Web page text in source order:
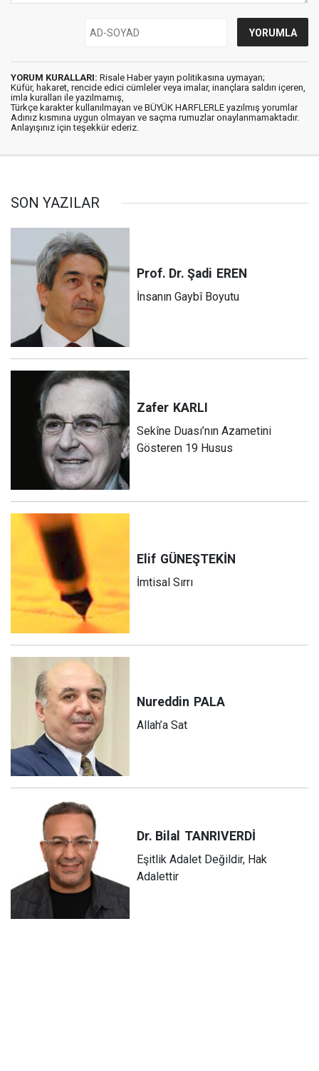
YORUM KURALLARI: Risale Haber yayın politikasına uymayan;
Küfür, hakaret, rencide edici cümleler veya imalar, inançlara saldırı içeren,
imla kuralları ile yazılmamış,
Türkçe karakter kullanılmayan ve BÜYÜK HARFLERLE yazılmış yorumlar
Adınız kısmına uygun olmayan ve saçma rumuzlar onaylanmamaktadır.
Anlayışınız için teşekkür ederiz.
SON YAZILAR
Prof. Dr. Şadi EREN
İnsanın Gaybî Boyutu
Zafer KARLI
Sekîne Duası’nın Azametini
Gösteren 19 Husus
Elif GÜNEŞTEKİN
İmtisal Sırrı
Nureddin PALA
Allah’a Sat
Dr. Bilal TANRIVERDİ
Eşitlik Adalet Değildir, Hak
Adalettir